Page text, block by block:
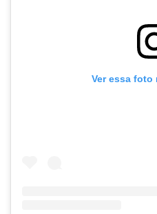
Ver essa foto